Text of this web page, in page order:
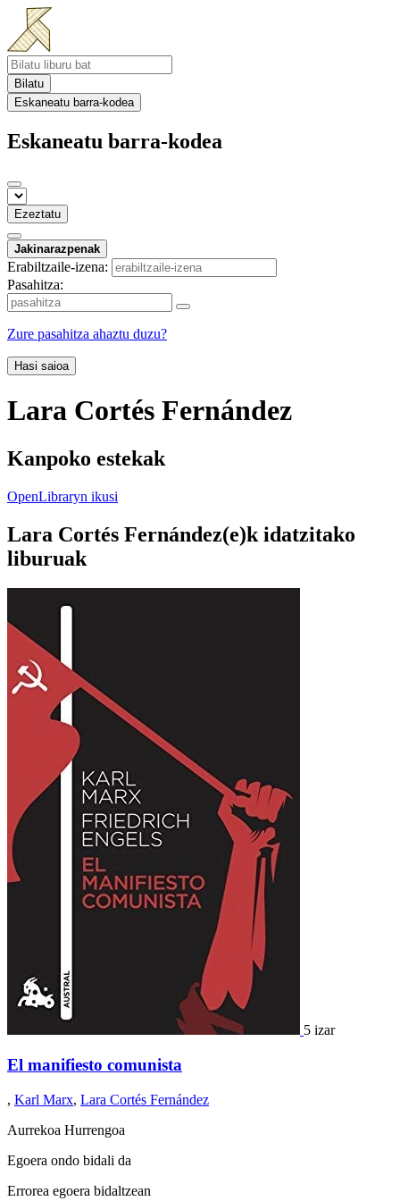
Bilatu
Eskaneatu barra-kodea
Eskaneatu barra-kodea
Ezeztatu
Jakinarazpenak
Erabiltzaile-izena:
Pasahitza:
Zure pasahitza ahaztu duzu?
Hasi saioa
Lara Cortés Fernández
Kanpoko estekak
OpenLibraryn ikusi
Lara Cortés Fernández(e)k idatzitako
liburuak
5 izar
El manifiesto comunista
, Karl Marx, Lara Cortés Fernández
Aurrekoa Hurrengoa
Egoera ondo bidali da
Errorea egoera bidaltzean